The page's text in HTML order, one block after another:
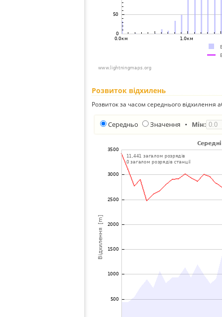
Розвиток відхилень
Розвиток за часом середнього відхилення
Середньо Значення • Мін: